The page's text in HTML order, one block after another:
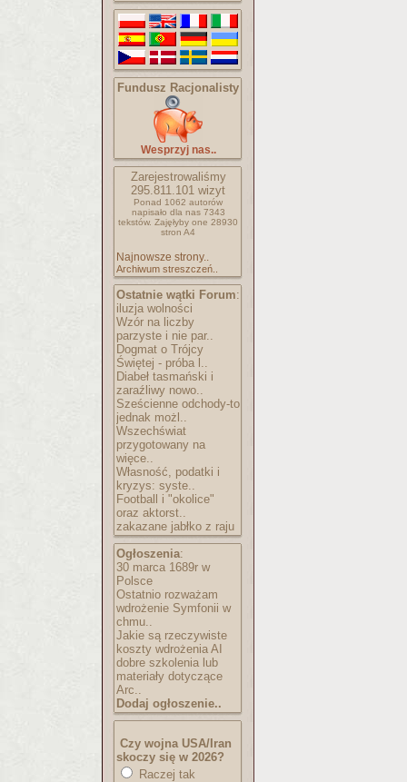
Fundusz Racjonalisty
Wesprzyj nas..
Zarejestrowaliśmy
295.811.101 wizyt
Ponad 1062 autorów
napisało dla nas 7343
tekstów. Zajęłyby one 28930
stron A4
Najnowsze strony..
Archiwum streszczeń..
Ostatnie wątki Forum:
iluzja wolności
Wzór na liczby
parzyste i nie par..
Dogmat o Trójcy
Świętej - próba l..
Diabeł tasmański i
zaraźliwy nowo..
Sześcienne odchody-to
jednak możl..
Wszechświat
przygotowany na
więce..
Własność, podatki i
kryzys: syste..
Football i "okolice"
oraz aktorst..
zakazane jabłko z raju
Ogłoszenia:
30 marca 1689r w
Polsce
Ostatnio rozważam
wdrożenie Symfonii w
chmu..
Jakie są rzeczywiste
koszty wdrożenia AI
dobre szkolenia lub
materiały dotyczące
Arc..
Dodaj ogłoszenie..
Czy wojna USA/Iran
skoczy się w 2026?
Raczej tak